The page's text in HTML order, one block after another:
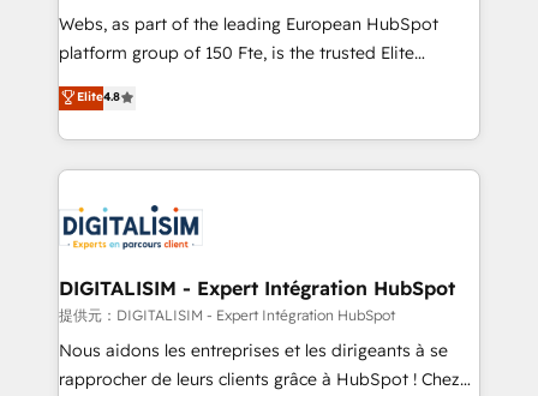
HubSpot pros 📊 Lead generation services using
HubSpot Why us? - SIX HubSpot Accreditations -
CRM, Solutions Architecture, Onboarding , Data
Migration, Custom Integration & Platform
team of 25+ experts Contact us today to help you
get more from your investment in HubSpot.
Webs, as part of the leading European HubSpot
platform group of 150 Fte, is the trusted Elite
HubSpot CRM Partner offering you a roadmap on
maximizing EBITDA and achieving Commercial
Excellence. With our targeted processes, we
strengthen your digital transformation and minimize
Implementation partner, we provide expertise to
drive your business forward. Since 2015 we are fully
dedicated to HubSpot and with an experienced
team (50+), we work with reputable companies in
B2B sectors such as manufacturing, SaaS and
business services. We prepare a customized
Elite4.8
DIGITALISIM - Expert Intégration HubSpot
提供元：DIGITALISIM - Expert Intégration HubSpot
Nous aidons les entreprises et les dirigeants à se
rapprocher de leurs clients grâce à HubSpot ! Chez